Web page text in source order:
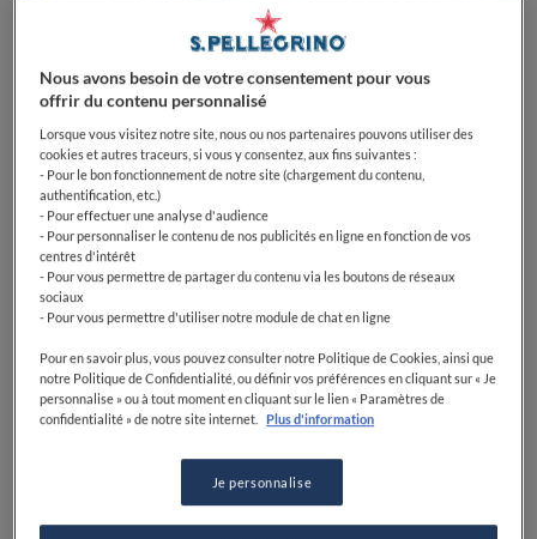
0 0 0
3 Pl. Pierre Richard31320Castanet-TolosanFrance
CLOSED OpensDimanche,12:00-14:00
VOIR HORAIRES D'OUVERTURE
PRIX
VOIR SUR LA CARTE +33 5 62 71 24 25
Nous avons besoin de votre consentement pour vous
offrir du contenu personnalisé
Lorsque vous visitez notre site, nous ou nos partenaires pouvons utiliser des
cookies et autres traceurs, si vous y consentez, aux fins suivantes :
- Pour le bon fonctionnement de notre site (chargement du contenu,
authentification, etc.)
- Pour effectuer une analyse d'audience
- Pour personnaliser le contenu de nos publicités en ligne en fonction de vos
centres d'intérêt
- Pour vous permettre de partager du contenu via les boutons de réseaux
sociaux
- Pour vous permettre d'utiliser notre module de chat en ligne
Pour en savoir plus, vous pouvez consulter notre Politique de Cookies, ainsi que
notre Politique de Confidentialité, ou définir vos préférences en cliquant sur « Je
personnalise » ou à tout moment en cliquant sur le lien « Paramètres de
confidentialité » de notre site internet.
Plus d'information
Je personnalise